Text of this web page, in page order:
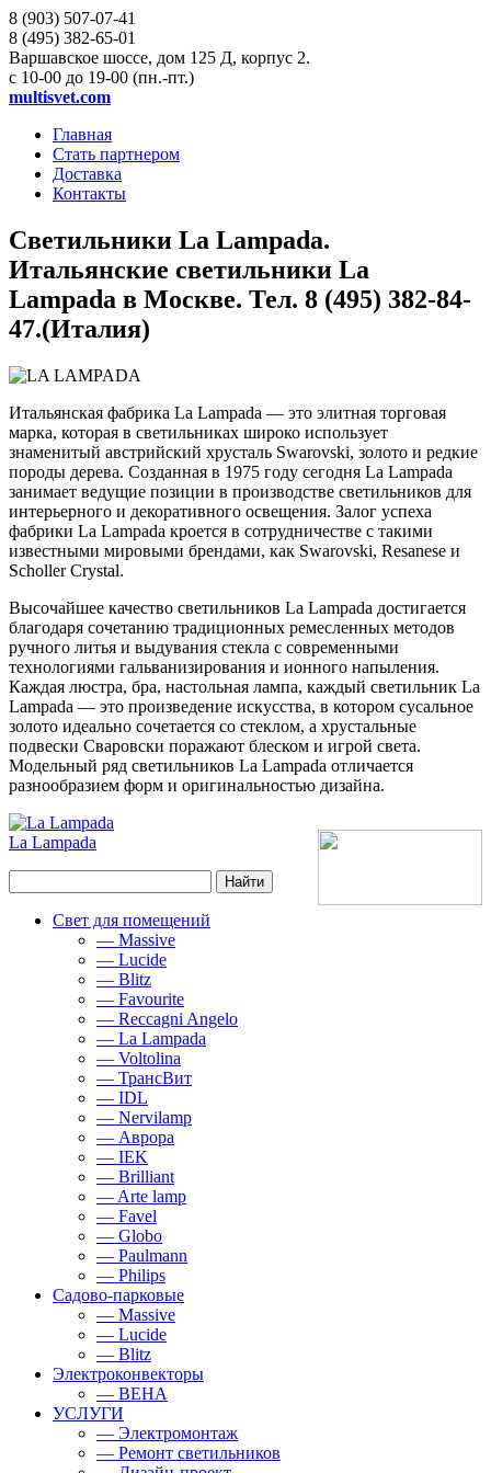
8 (903) 507-07-41
8 (495) 382-65-01
Варшавское шоссе, дом 125 Д, корпус 2.
с 10-00 до 19-00 (пн.-пт.)
multisvet.com
Главная
Стать партнером
Доставка
Контакты
Светильники La Lampada.
Итальянские светильники La
Lampada в Москве. Тел. 8 (495) 382-84-
47.(Италия)
Итальянская фабрика La Lampada — это элитная торговая
марка, которая в светильниках широко использует
знаменитый австрийский хрусталь Swarovski, золото и редкие
породы дерева. Созданная в 1975 году сегодня La Lampada
занимает ведущие позиции в производстве светильников для
интерьерного и декоративного освещения. Залог успеха
фабрики La Lampada кроется в сотрудничестве с такими
известными мировыми брендами, как Swarovski, Resanese и
Scholler Crystal.
Высочайшее качество светильников La Lampada достигается
благодаря сочетанию традиционных ремесленных методов
ручного литья и выдувания стекла с современными
технологиями гальванизирования и ионного напыления.
Каждая люстра, бра, настольная лампа, каждый светильник La
Lampada — это произведение искусства, в котором сусальное
золото идеально сочетается со стеклом, а хрустальные
подвески Сваровски поражают блеском и игрой света.
Модельный ряд светильников La Lampada отличается
разнообразием форм и оригинальностью дизайна.
La Lampada
Свет для помещений
— Massive
— Lucide
— Blitz
— Favourite
— Reccagni Angelo
— La Lampada
— Voltolina
— ТрансВит
— IDL
— Nervilamp
— Аврора
— IEK
— Brilliant
— Arte lamp
— Favel
— Globo
— Paulmann
— Philips
Садово-парковые
— Massive
— Lucide
— Blitz
Электроконвекторы
— BEHA
УСЛУГИ
— Электромонтаж
— Ремонт светильников